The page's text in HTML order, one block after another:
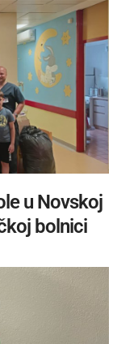
u Novskoj
bolnici